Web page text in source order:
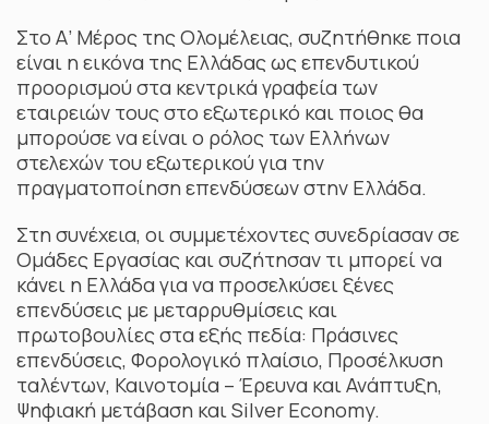
Στο Α’ Μέρος της Ολομέλειας, συζητήθηκε ποια
είναι η εικόνα της Ελλάδας ως επενδυτικού
προορισμού στα κεντρικά γραφεία των
εταιρειών τους στο εξωτερικό και ποιος θα
μπορούσε να είναι ο ρόλος των Ελλήνων
στελεχών του εξωτερικού για την
πραγματοποίηση επενδύσεων στην Ελλάδα.
Στη συνέχεια, οι συμμετέχοντες συνεδρίασαν σε
Ομάδες Εργασίας και συζήτησαν τι μπορεί να
κάνει η Ελλάδα για να προσελκύσει ξένες
επενδύσεις με μεταρρυθμίσεις και
πρωτοβουλίες στα εξής πεδία: Πράσινες
επενδύσεις, Φορολογικό πλαίσιο, Προσέλκυση
ταλέντων, Καινοτομία – Έρευνα και Ανάπτυξη,
Ψηφιακή μετάβαση και Silver Economy.